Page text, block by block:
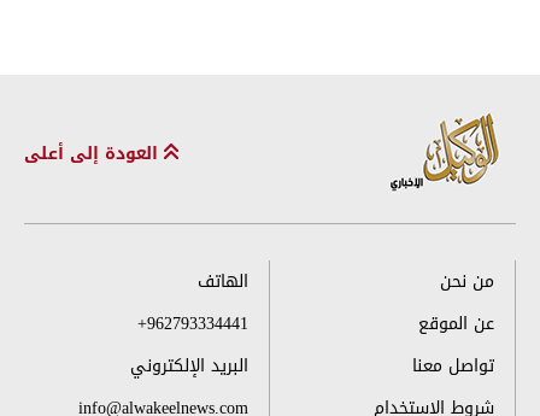
العودة إلى أعلى
من نحن
عن الموقع
تواصل معنا
شروط الاستخدام
الهاتف
+962793334441
البريد الإلكتروني
info@alwakeelnews.com